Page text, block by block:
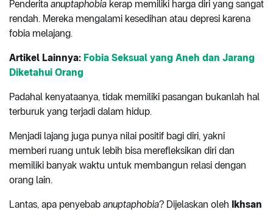
Penderita anuptaphobia kerap memiliki harga diri yang sangat
rendah. Mereka mengalami kesedihan atau depresi karena
fobia melajang.
Artikel Lainnya: Fobia Seksual yang Aneh dan Jarang
Diketahui Orang
Padahal kenyataanya, tidak memiliki pasangan bukanlah hal
terburuk yang terjadi dalam hidup.
Menjadi lajang juga punya nilai positif bagi diri, yakni
memberi ruang untuk lebih bisa merefleksikan diri dan
memiliki banyak waktu untuk membangun relasi dengan
orang lain.
Lantas, apa penyebab anuptaphobia? Dijelaskan oleh Ikhsan